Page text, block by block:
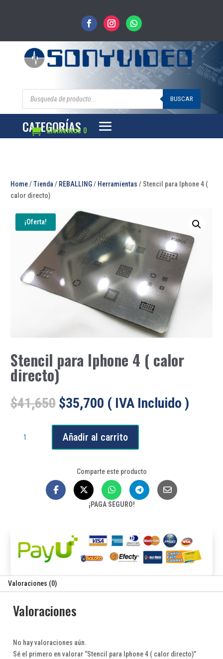
Búsqueda
BUSCAR
Elementos 0
CATEGORÍAS
Home/Tienda / REBALLING/ Herramientas / Stencil para Iphone 4 (
calor directo)
¡Oferta!
Stencil para Iphone 4 ( calor
directo)
$41,650 El
precio
original
era:
$41,650.
$35,700El
precio
actual
es:
$35,700.
( IVA Incluido )
Añadir al carrito
Comparte este producto
¡PAGA SEGURO!
Valoraciones (0)
Valoraciones
No hay valoraciones aún.
Sé el primero en valorar “Stencil para Iphone 4 ( calor directo)”